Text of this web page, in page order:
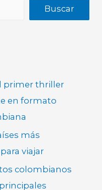
Buscar
primer thriller
en formato
más
viajar
colombianos